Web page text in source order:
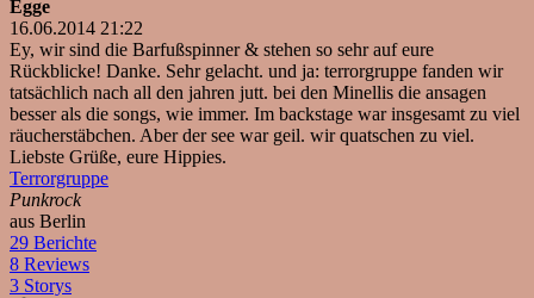
Egge
16.06.2014 21:22
Ey, wir sind die Barfußspinner & stehen so sehr auf eure
Rückblicke! Danke. Sehr gelacht. und ja: terrorgruppe fanden wir
tatsächlich nach all den jahren jutt. bei den Minellis die ansagen
besser als die songs, wie immer. Im backstage war insgesamt zu viel
räucherstäbchen. Aber der see war geil. wir quatschen zu viel.
Liebste Grüße, eure Hippies.
Terrorgruppe
Punkrock
aus Berlin
29 Berichte
8 Reviews
3 Storys